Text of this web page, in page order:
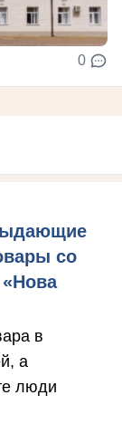
0
со
в
а
люди